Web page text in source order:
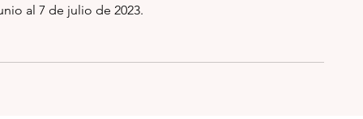
al 7 de julio de 2023.